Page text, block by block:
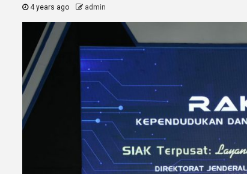
4 years ago admin